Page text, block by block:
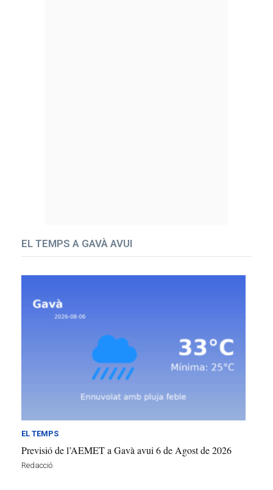
EL TEMPS A GAVÀ AVUI
EL TEMPS
Previsió de l’AEMET a Gavà avui 6 de Agost de 2026
Redacció